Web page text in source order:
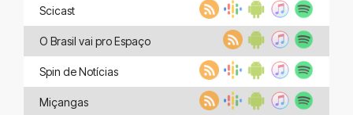
Scicast
O Brasil vai pro Espaço
Spin de Notícias
Miçangas